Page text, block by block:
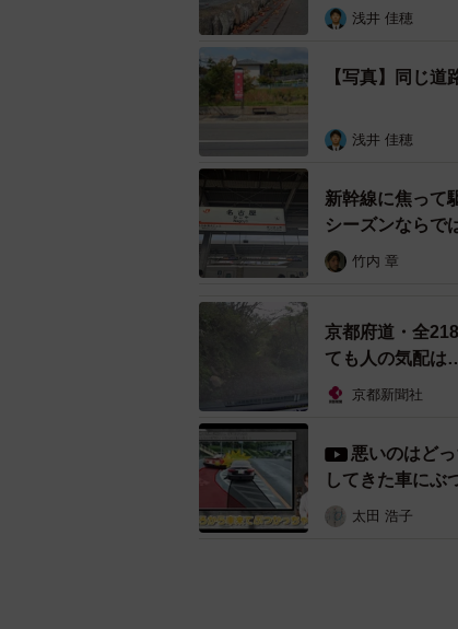
堤防上のバス停と、車道との間
さは約３０センチあった。約３
も厳しそうだ。
川端通と堤防は御蔭橋バス停か
い。
そもそも御蔭橋バス停はどこの
都市道だ。京都市左京土木みど
すると、御蔭橋の北行きバス
轄だという。高野川の堤防にあ
一方でその北にある清水町と蓼
堤防の占用許可を得て２０１３
浅井 佳穂
【写真】同じ
浅井 佳穂
新幹線に焦っ
シーズンならで
竹内 章
京都府道・全
ても人の気配は
京都新聞社
悪いのはど
してきた車にぶ
太田 浩子